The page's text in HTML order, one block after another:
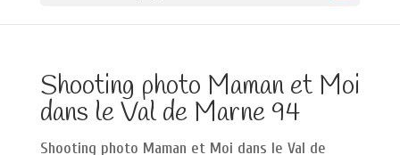
Shooting photo Maman et Moi
dans le Val de Marne 94
Shooting photo Maman et Moi dans le Val de